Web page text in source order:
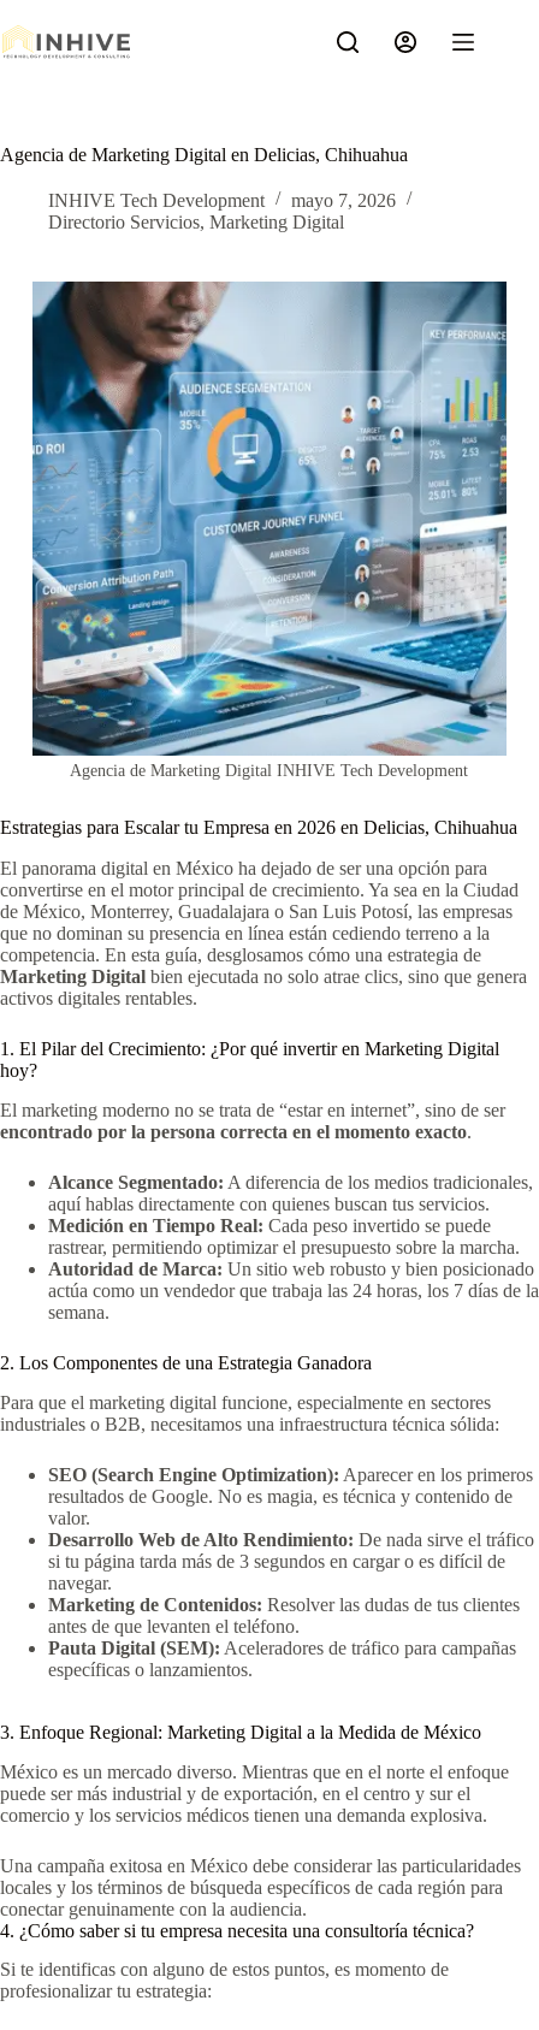
al
contenido
Agencia de Marketing Digital en Delicias, Chihuahua
INHIVE Tech Development
mayo 7, 2026
Directorio Servicios, Marketing Digital
Agencia de Marketing Digital INHIVE Tech Development
Estrategias para Escalar tu Empresa en 2026 en Delicias, Chihuahua
El panorama digital en México ha dejado de ser una opción para
convertirse en el motor principal de crecimiento. Ya sea en la Ciudad
de México, Monterrey, Guadalajara o San Luis Potosí, las empresas
que no dominan su presencia en línea están cediendo terreno a la
competencia. En esta guía, desglosamos cómo una estrategia de
Marketing Digital bien ejecutada no solo atrae clics, sino que genera
activos digitales rentables.
1. El Pilar del Crecimiento: ¿Por qué invertir en Marketing Digital
hoy?
El marketing moderno no se trata de “estar en internet”, sino de ser
encontrado por la persona correcta en el momento exacto.
Alcance Segmentado: A diferencia de los medios tradicionales,
aquí hablas directamente con quienes buscan tus servicios.
Medición en Tiempo Real: Cada peso invertido se puede
rastrear, permitiendo optimizar el presupuesto sobre la marcha.
Autoridad de Marca: Un sitio web robusto y bien posicionado
actúa como un vendedor que trabaja las 24 horas, los 7 días de la
semana.
2. Los Componentes de una Estrategia Ganadora
Para que el marketing digital funcione, especialmente en sectores
industriales o B2B, necesitamos una infraestructura técnica sólida:
SEO (Search Engine Optimization): Aparecer en los primeros
resultados de Google. No es magia, es técnica y contenido de
valor.
Desarrollo Web de Alto Rendimiento: De nada sirve el tráfico
si tu página tarda más de 3 segundos en cargar o es difícil de
navegar.
Marketing de Contenidos: Resolver las dudas de tus clientes
antes de que levanten el teléfono.
Pauta Digital (SEM): Aceleradores de tráfico para campañas
específicas o lanzamientos.
3. Enfoque Regional: Marketing Digital a la Medida de México
México es un mercado diverso. Mientras que en el norte el enfoque
puede ser más industrial y de exportación, en el centro y sur el
comercio y los servicios médicos tienen una demanda explosiva.
Una campaña exitosa en México debe considerar las particularidades
locales y los términos de búsqueda específicos de cada región para
conectar genuinamente con la audiencia.
4. ¿Cómo saber si tu empresa necesita una consultoría técnica?
Si te identificas con alguno de estos puntos, es momento de
profesionalizar tu estrategia: